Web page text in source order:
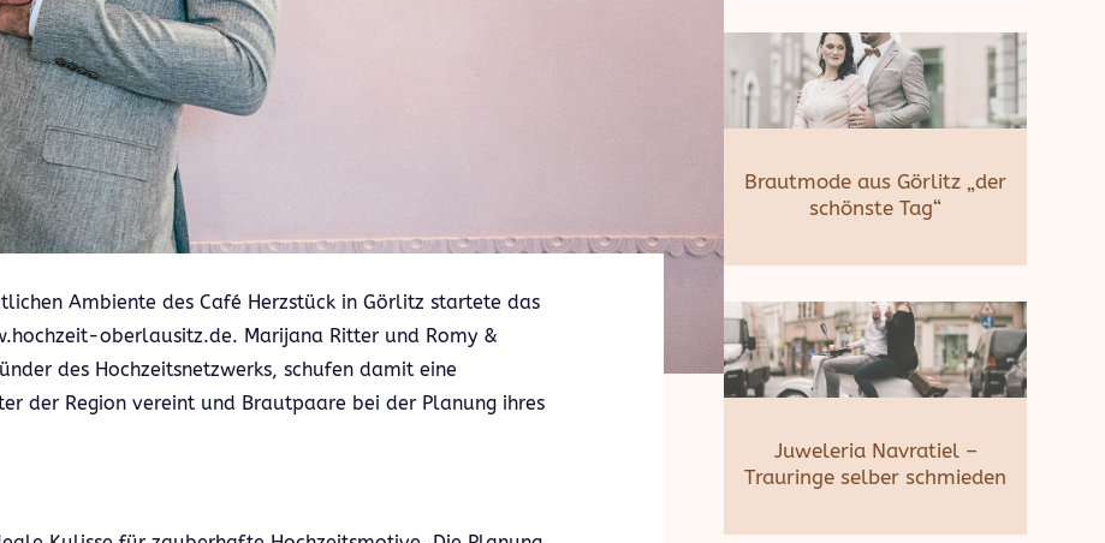
Ambiente des Café Herzstück in Görlitz startete das
oberlausitz.de. Marijana Ritter und Romy &
des Hochzeitsnetzwerks, schufen damit eine
der Region vereint und Brautpaare bei der Planung ihres
Brautmode aus Görlitz „der
schönste Tag“
Juweleria Navratiel –
Trauringe selber schmieden